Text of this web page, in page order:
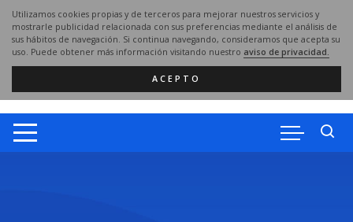
Utilizamos cookies propias y de terceros para mejorar nuestros servicios y
mostrarle publicidad relacionada con sus preferencias mediante el análisis de
sus hábitos de navegación. Si continua navegando, consideramos que acepta su
uso. Puede obtener más información visitando nuestro aviso de privacidad.
ACEPTO
Saltar
contenido